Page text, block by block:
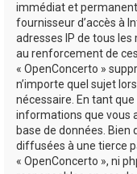
immédiat et
fournisseur d’accès à
adresses IP de tous
au renforcement de
« OpenConcerto »
n’importe quel sujet
nécessaire. En tant
informations que vous
base de données.
diffusées à une tierce
« OpenConcerto », ni